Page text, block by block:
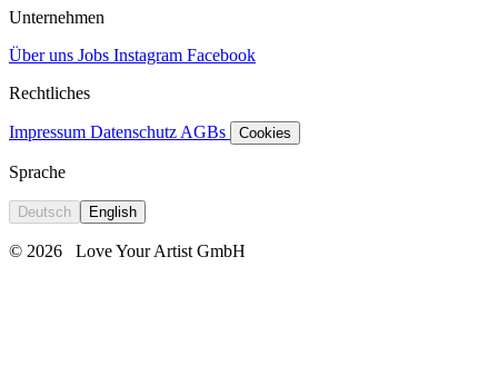
Unternehmen
Über uns Jobs Instagram Facebook
Rechtliches
Impressum Datenschutz AGBs Cookies
Sprache
Deutsch English
© 2026 Love Your Artist GmbH